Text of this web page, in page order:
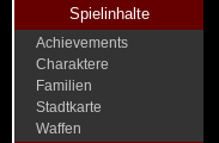
Spielinhalte
Achievements
Charaktere
Familien
Stadtkarte
Waffen